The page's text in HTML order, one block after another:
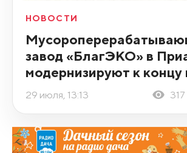
НОВОСТИ
завод «БлагЭКО» в
модернизируют к концу
29 июля, 13:13 317